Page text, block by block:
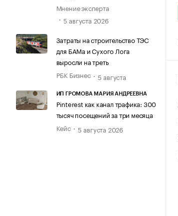
Мнение эксперта
5 августа 2026
Затраты на строительство ТЭС
для БАМа и Сухого Лога
выросли на треть
РБК Бизнес
5 августа
ИП ГРОМОВА МАРИЯ АНДРЕЕВНА
Pinterest как канал трафика: 300
тысяч посещений за три месяца
Кейс
5 августа 2026